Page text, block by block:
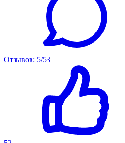
Отзывов: 5/53